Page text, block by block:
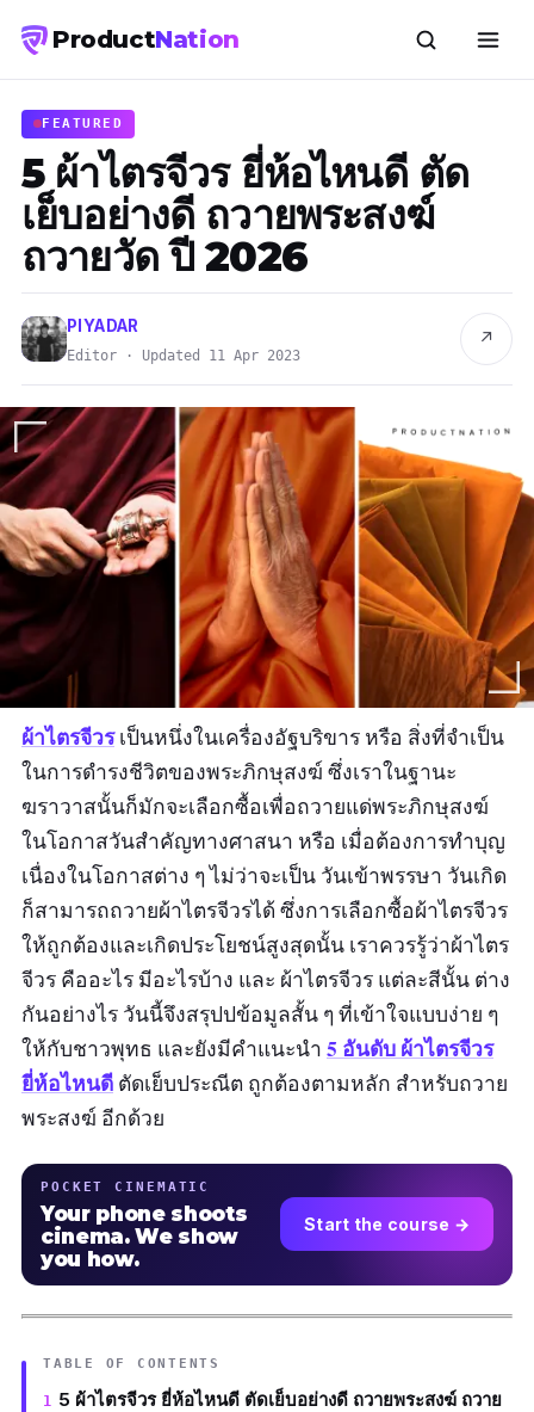
ProductNation
FEATURED
5 ผ้าไตรจีวร ยี่ห้อไหนดี ตัด
เย็บอย่างดี ถวายพระสงฆ์
ถวายวัด ปี 2026
PIYADAR
Editor · Updated 11 Apr 2023
↗
ผ้าไตรจีวรเป็นหนึ่งในเครื่องอัฐบริขาร หรือ สิ่งที่จำเป็น
ในการดำรงชีวิตของพระภิกษุสงฆ์ ซึ่งเราในฐานะ
ฆราวาสนั้นก็มักจะเลือกซื้อเพื่อถวายแด่พระภิกษุสงฆ์
ในโอกาสวันสำคัญทางศาสนา หรือ เมื่อต้องการทำบุญ
เนื่องในโอกาสต่าง ๆ ไม่ว่าจะเป็น วันเข้าพรรษา วันเกิด
ก็สามารถถวายผ้าไตรจีวรได้ ซึ่งการเลือกซื้อผ้าไตรจีวร
ให้ถูกต้องและเกิดประโยชน์สูงสุดนั้น เราควรรู้ว่าผ้าไตร
จีวร คืออะไร มีอะไรบ้าง และ ผ้าไตรจีวร แต่ละสีนั้น ต่าง
กันอย่างไร วันนี้จึงสรุปปข้อมูลสั้น ๆ ที่เข้าใจแบบง่าย ๆ
ให้กับชาวพุทธ และยังมีคำแนะนำ 5 อันดับ ผ้าไตรจีวร
ยี่ห้อไหนดี ตัดเย็บประณีต ถูกต้องตามหลัก สำหรับถวาย
พระสงฆ์ อีกด้วย
POCKET CINEMATIC
Your phone shoots
cinema. We show
you how.
Start the course →
TABLE OF CONTENTS
5 ผ้าไตรจีวร ยี่ห้อไหนดี ตัดเย็บอย่างดี ถวายพระสงฆ์ ถวาย